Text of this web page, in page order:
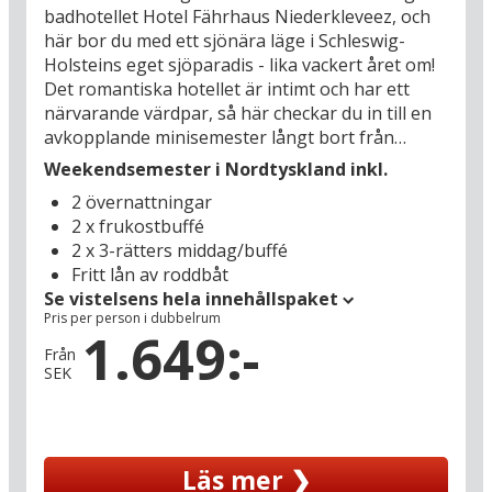
Avstånd från hotellet till julmarknaden i Kiel ser du genom att
klicka på knappen "Läs mer".
Här hittar du datum och mer information om årets julmarknader i
Sverige, Danmark och Tyskland
badhotellet Hotel Fährhaus Niederkleveez, och
här bor du med ett sjönära läge i Schleswig-
Holsteins eget sjöparadis - lika vackert året om!
Det romantiska hotellet är intimt och har ett
närvarande värdpar, så här checkar du in till en
avkopplande minisemester långt bort från
vardagens lunk. När du ankommer möts du av
idyllen med utsikt över sjön Dieksee som är
förbunden med Grosser Plöner See och tillhör
"De fem sjöarna" i semesterregionen. Njut av
närheten till vattnet och sjöutsikten från
hotellets restaurang när du slår dig ner vid
dukat bord till både frukost och middag.
Vid hotellets egen bad- och båtbrygga lägger
turbåten M/S Dieksee till med fasta avgångstider
från vattensidan. Under vintern kan du istället
bila i området med "De fem sjöarna" som idylliskt
Weekendsemester i Nordtyskland inkl.
2 övernattningar
2 x frukostbuffé
2 x 3-rätters middag/buffé
Fritt lån av roddbåt
Se vistelsens hela innehållspaket
Pris per person i dubbelrum
Från
SEK
1.649:-
Läs mer ❯